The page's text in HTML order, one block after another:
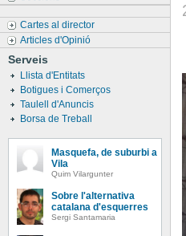
Cartes al director
Articles d'Opinió
Serveis
Llista d'Entitats
Botigues i Comerços
Taulell d'Anuncis
Borsa de Treball
Masquefa, de suburbi a
Vila
Quim Vilargunter
Sobre l'alternativa
catalana d'esquerres
Sergi Santamaria